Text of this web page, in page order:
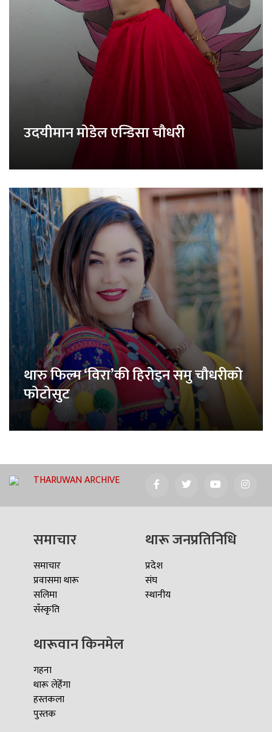
उदयीमान मोडेल एन्डिसा चौधरी
थारु फिल्म ‘विरा’की हिरोइन समु चौधरीको
फोटोसुट
THARUWAN ARCHIVE
समाचार
समाचार
प्रवासमा थारू
सलिमा
सँस्कृति
थारू जनप्रतिनिधि
प्रदेश
संघ
स्थानीय
थारूवान किनमेल
गहना
थारू लेहेँगा
हस्तकला
पुस्तक